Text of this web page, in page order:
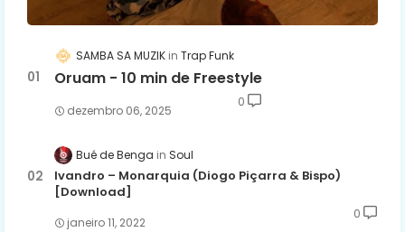
SAMBA SA MUZIK Trap Funk
Oruam - 10 min de Freestyle
dezembro 06, 2025
0
Bué de Benga Soul
Ivandro – Monarquia (Diogo Piçarra & Bispo)
[Download]
janeiro 11, 2022
0